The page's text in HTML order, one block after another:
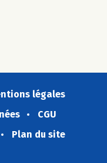
légales
CGU
Plan du site